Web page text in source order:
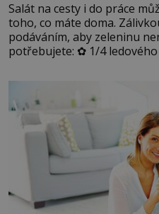
Salát na cesty i do práce
toho, co máte doma.
podáváním, aby zeleninu
potřebujete: ✿ 1/4
okurky ✿ 2 rajčata Zálivka:
lžíci citronové šťávy ✿ ½